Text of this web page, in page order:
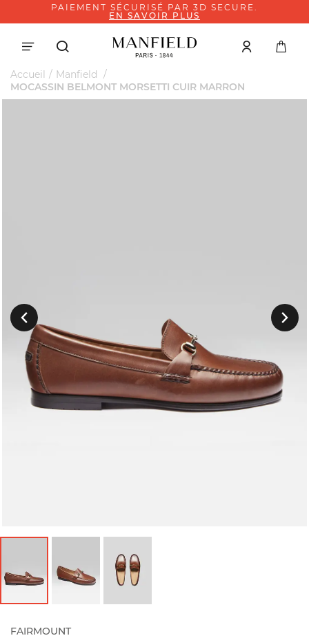
PAIEMENT SÉCURISÉ PAR 3D SECURE.
EN SAVOIR PLUS
Accueil
Manfield
MOCASSIN BELMONT MORSETTI CUIR MARRON
Précedent Suivant
FAIRMOUNT